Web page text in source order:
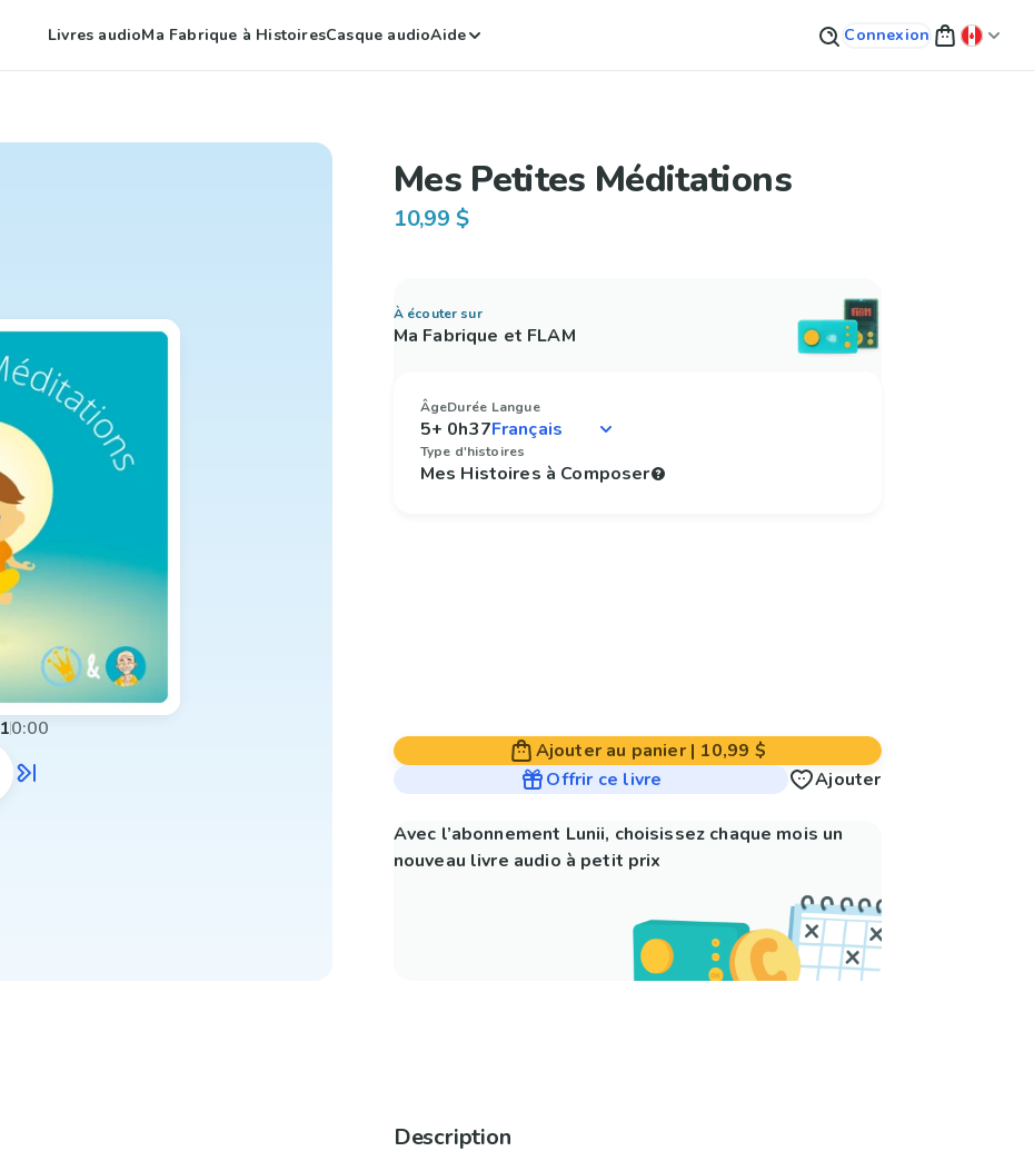
Livres audioMa Fabrique à HistoiresCasque audioAide Connexion
10:00
Mes Petites Méditations
10,99 $
À écouter sur
Ma Fabrique et FLAM
Âge
5+
Durée
0h37
Langue
Type d'histoires
Mes Histoires à Composer
Ajouter au panier| 10,99 $
Offrir ce livre
Ajouter
Avec l’abonnement Lunii, choisissez chaque mois un
nouveau livre audio à petit prix
Description